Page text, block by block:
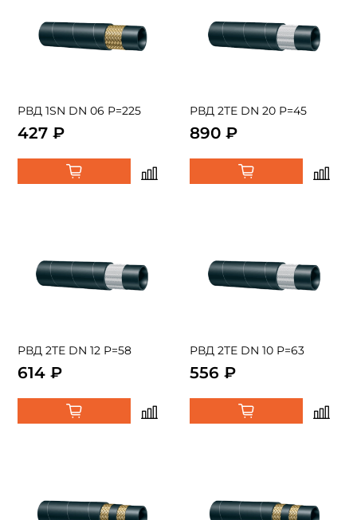
РВД 1SN DN 06 P=225
427 ₽
РВД 2TE DN 20 P=45
890 ₽
РВД 2TE DN 12 P=58
614 ₽
РВД 2TE DN 10 P=63
556 ₽